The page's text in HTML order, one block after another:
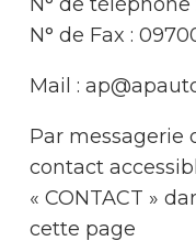
N° de Fax :
Mail :
Par messagerie
contact
« CONTACT »
cette page